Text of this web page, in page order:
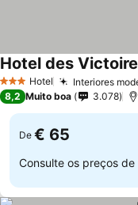
3 EstrelasHotel Interiores
Hotel des
8,2 Muito boa 3.078
De € 65
Consulte os preços de